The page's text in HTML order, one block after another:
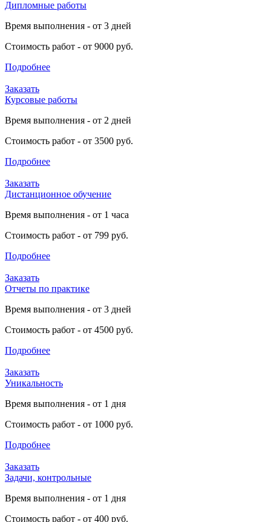
Дипломные работы
Время выполнения - от 3 дней
Стоимость работ - от 9000 руб.
Подробнее
Заказать
Курсовые работы
Время выполнения - от 2 дней
Стоимость работ - от 3500 руб.
Подробнее
Заказать
Дистанционное обучение
Время выполнения - от 1 часа
Стоимость работ - от 799 руб.
Подробнее
Заказать
Отчеты по практике
Время выполнения - от 3 дней
Стоимость работ - от 4500 руб.
Подробнее
Заказать
Уникальность
Время выполнения - от 1 дня
Стоимость работ - от 1000 руб.
Подробнее
Заказать
Задачи, контрольные
Время выполнения - от 1 дня
Стоимость работ - от 400 руб.